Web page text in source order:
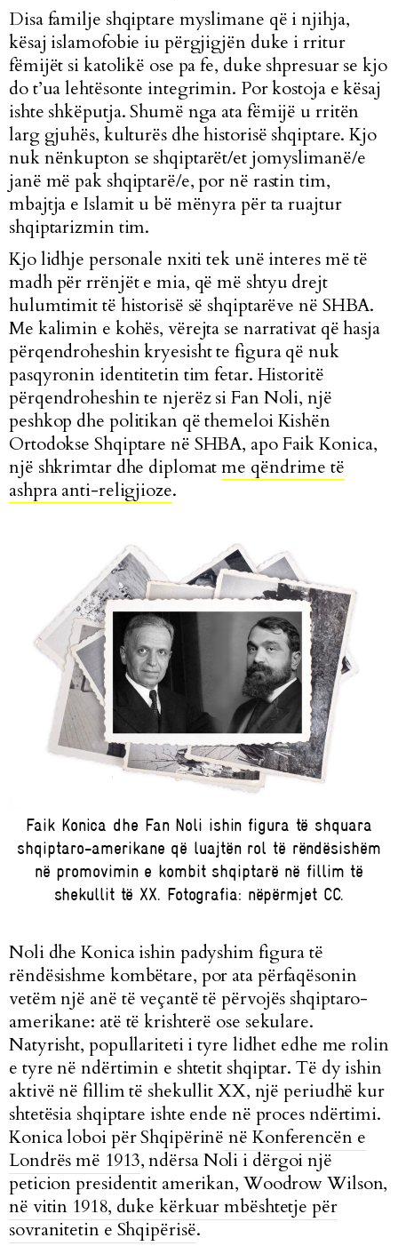
Disa familje shqiptare myslimane që i njihja,
kësaj islamofobie iu përgjigjën duke i rritur
fëmijët si katolikë ose pa fe, duke shpresuar se kjo
do t’ua lehtësonte integrimin. Por kostoja e kësaj
ishte shkëputja. Shumë nga ata fëmijë u rritën
larg gjuhës, kulturës dhe historisë shqiptare. Kjo
nuk nënkupton se shqiptarët/et jomyslimanë/e
janë më pak shqiptarë/e, por në rastin tim,
mbajtja e Islamit u bë mënyra për ta ruajtur
shqiptarizmin tim.
Kjo lidhje personale nxiti tek unë interes më të
madh për rrënjët e mia, që më shtyu drejt
hulumtimit të historisë së shqiptarëve në SHBA.
Me kalimin e kohës, vërejta se narrativat që hasja
përqendroheshin kryesisht te figura që nuk
pasqyronin identitetin tim fetar. Historitë
përqendroheshin te njerëz si Fan Noli, një
peshkop dhe politikan që themeloi Kishën
Ortodokse Shqiptare në SHBA, apo Faik Konica,
një shkrimtar dhe diplomatme qëndrime të
ashpra anti-religjioze.
Faik Konica dhe Fan Noli ishin figura të shquara
shqiptaro-amerikane që luajtën rol të rëndësishëm
në promovimin e kombit shqiptarë në fillim të
shekullit të XX. Fotografia: nëpërmjet CC.
Noli dhe Konica ishin padyshim figura të
rëndësishme kombëtare, por ata përfaqësonin
vetëm një anë të veçantë të përvojës shqiptaro-
amerikane: atë të krishterë ose sekulare.
Natyrisht, popullariteti i tyre lidhet edhe me rolin
e tyre në ndërtimin e shtetit shqiptar. Të dy ishin
aktivë në fillim të shekullit XX, një periudhë kur
shtetësia shqiptare ishte ende në proces ndërtimi.
Konica loboi për Shqipërinë në Konferencën e
Londrës më 1913, ndërsa Noli i dërgoi një
peticion presidentit amerikan, Woodrow Wilson,
në vitin 1918, duke kërkuar mbështetje për
sovranitetin e Shqipërisë.